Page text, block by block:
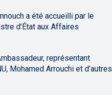
a été accueilli par le
d’État aux Affaires
représentant
Mohamed Arrouchi et d’autres